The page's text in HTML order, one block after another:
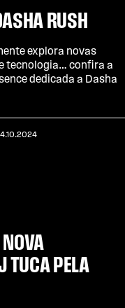
RUSH
explora novas
tecnologia… confira a
dedicada a Dasha
TUCA PELA